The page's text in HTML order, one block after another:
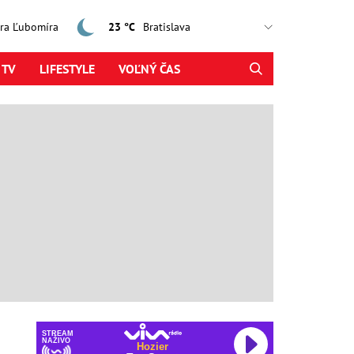
Ľubomíra 23 °C
LIFESTYLE VOĽNÝ ČAS
STREAM
NAŽIVO
Hozier